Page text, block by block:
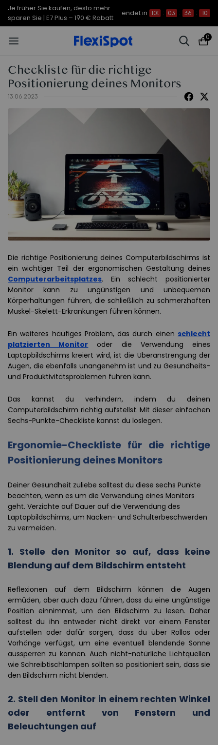
Je früher Sie kaufen, desto mehr
sparen Sie | C7 Morpher – 290 €
Rabatt
endet in 10t : 03 : 36 : 09
0
Checkliste für die richtige
Positionierung deines Monitors
13.06.2023
Die richtige Positionierung deines Computerbildschirms ist
ein wichtiger Teil der ergonomischen Gestaltung deines
Computerarbeitsplatzes. Ein schlecht positionierter
Monitor kann zu ungünstigen und unbequemen
Körperhaltungen führen, die schließlich zu schmerzhaften
Muskel-Skelett-Erkrankungen führen können.
Ein weiteres häufiges Problem, das durch einen schlecht
platzierten Monitor oder die Verwendung eines
Laptopbildschirms kreiert wird, ist die Überanstrengung der
Augen, die ebenfalls unangenehm ist und zu Gesundheits-
und Produktivitätsproblemen führen kann.
Das kannst du verhindern, indem du deinen
Computerbildschirm richtig aufstellst. Mit dieser einfachen
Sechs-Punkte-Checkliste kannst du loslegen.
Ergonomie-Checkliste für die richtige
Positionierung deines Monitors
Deiner Gesundheit zuliebe solltest du diese sechs Punkte
beachten, wenn es um die Verwendung eines Monitors
geht. Verzichte auf Dauer auf die Verwendung des
Laptopbildschirms, um Nacken- und Schulterbeschwerden
zu vermeiden.
1. Stelle den Monitor so auf, dass keine
Blendung auf dem Bildschirm entsteht
Reflexionen auf dem Bildschirm können die Augen
ermüden, aber auch dazu führen, dass du eine ungünstige
Position einnimmst, um den Bildschirm zu lesen. Daher
solltest du ihn entweder nicht direkt vor einem Fenster
aufstellen oder dafür sorgen, dass du über Rollos oder
Vorhänge verfügst, um eine eventuell blendende Sonne
aussperren zu können. Auch nicht-natürliche Lichtquellen
wie Schreibtischlampen sollten so positioniert sein, dass sie
den Bildschirm nicht blenden.
2. Stell den Monitor in einem rechten Winkel
oder entfernt von Fenstern und
Beleuchtungen auf